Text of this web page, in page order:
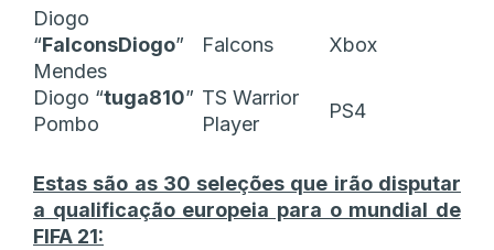
Diogo
“FalconsDiogo”
Mendes
Falcons Xbox
Diogo “tuga810”
Pombo
TS Warrior
Player
PS4
Estas são as 30 seleções que irão disputar
a qualificação europeia para o mundial de
FIFA 21: